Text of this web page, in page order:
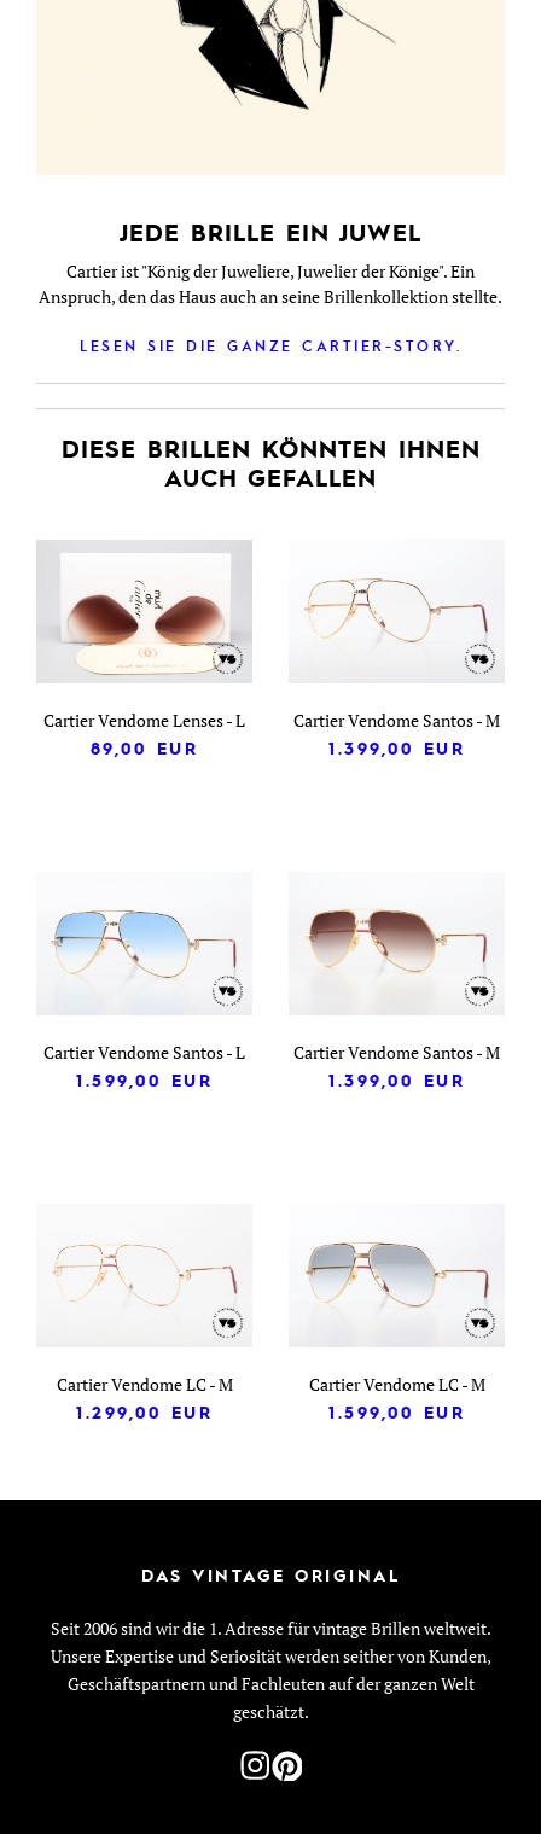
JEDE BRILLE EIN JUWEL
Cartier ist "König der Juweliere, Juwelier der Könige". Ein
Anspruch, den das Haus auch an seine Brillenkollektion stellte.
LESEN SIE DIE GANZE CARTIER-STORY.
DIESE BRILLEN KÖNNTEN IHNEN
AUCH GEFALLEN
Cartier Vendome Lenses - L
89,00
EUR
Cartier Vendome Santos - M
1.399,00
EUR
Cartier Vendome Santos - L
1.599,00
EUR
Cartier Vendome Santos - M
1.399,00
EUR
Cartier Vendome LC - M
1.299,00
EUR
Cartier Vendome LC - M
1.599,00
EUR
DAS VINTAGE ORIGINAL
Seit 2006 sind wir die 1. Adresse für vintage Brillen weltweit.
Unsere Expertise und Seriosität werden seither von Kunden,
Geschäftspartnern und Fachleuten auf der ganzen Welt
geschätzt.